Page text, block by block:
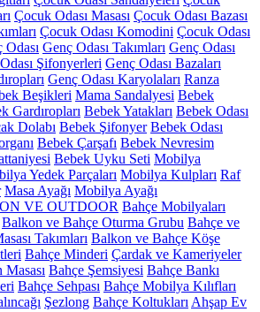
Çocuk Odası Masası Çocuk Odası Bazası
Çocuk Odası Komodini Çocuk Odası
Odası Genç Odası Takımları Genç Odası
Şifonyerleri Genç Odası Bazaları
Genç Odası Karyolaları Ranza
Beşikleri Mama Sandalyesi Bebek
Gardıropları Bebek Yatakları Bebek Odası
Dolabı Bebek Şifonyer Bebek Odası
Bebek Çarşafı Bebek Nevresim
Bebek Uyku Seti Mobilya
Yedek Parçaları Mobilya Kulpları Raf
Masa Ayağı Mobilya Ayağı
VE OUTDOOR Bahçe Mobilyaları
Balkon ve Bahçe Oturma Grubu Bahçe ve
Takımları Balkon ve Bahçe Köşe
Bahçe Minderi Çardak ve Kameriyeler
Bahçe Şemsiyesi Bahçe Bankı
Bahçe Sehpası Bahçe Mobilya Kılıfları
Şezlong Bahçe Koltukları Ahşap Ev